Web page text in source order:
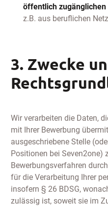
öffentlich zugänglichen
z.B. aus beruflichen
3. Zwecke
Wir verarbeiten die Daten,
mit Ihrer Bewerbung
ausgeschriebene Stelle
Positionen bei Seven2one)
Bewerbungsverfahren
für die Verarbeitung Ihrer
insofern § 26 BDSG,
zulässig ist, soweit sie im